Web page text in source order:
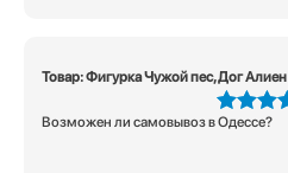
Товар: Фигурка Чужой пес, Дог Алиен
5из 5
Возможен ли самовывоз в Одессе?